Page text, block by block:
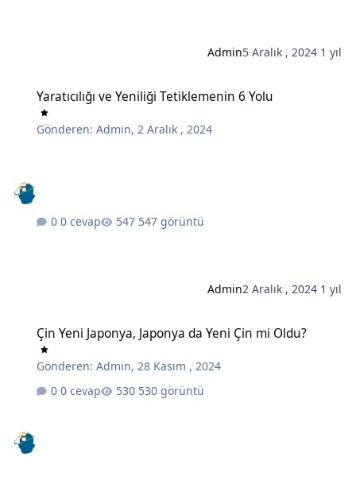
Admin5 Aralık , 2024 1 yıl
Yaratıcılığı ve Yeniliği Tetiklemenin 6 Yolu
Gönderen:Admin,2 Aralık , 2024
0 cevap 547 görüntü
Admin2 Aralık , 2024 1 yıl
Çin Yeni Japonya, Japonya da Yeni Çin mi Oldu?
Gönderen:Admin,28 Kasım , 2024
0 cevap
530 görüntü